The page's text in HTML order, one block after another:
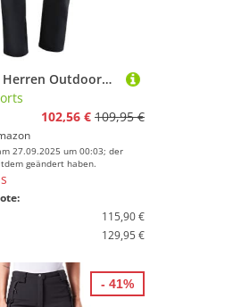
maier sports Herren Outdoorhose Perlit M, black, 48, 136009
102,56 € 109,95 €
27.09.2025 um 00:03; der
geändert haben.
115,90 €
129,95 €
- 41%